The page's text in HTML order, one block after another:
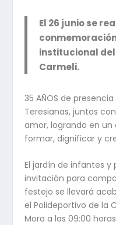
El 26 junio se
institucional
Carmeli.
35 AÑOS de
Teresianas, juntos
amor, logrando en
formar, dignificar y
El jardín de infantes
invitación para
festejo se llevará
el Polideportivo de la
Mora a las 09:00